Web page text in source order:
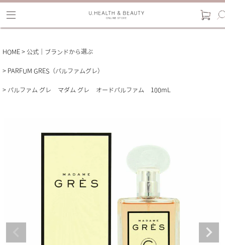
HOME 公式｜ブランドから選ぶ
PARFUM GRES（パルファムグレ）
パルファム グレ マダム グレ オードパルファム 100mL